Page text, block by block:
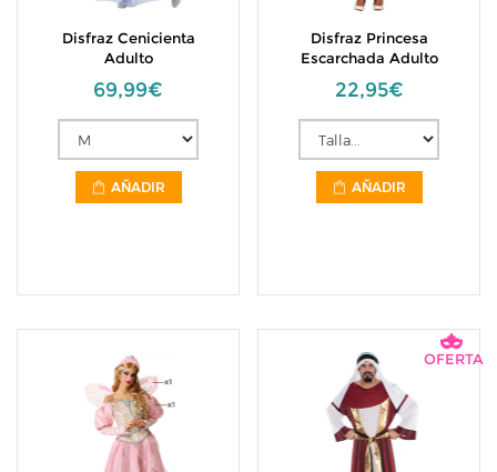
Disfraz Cenicienta
Adulto
69,99€
AÑADIR
Disfraz Princesa
Escarchada Adulto
22,95€
AÑADIR
OFERTA